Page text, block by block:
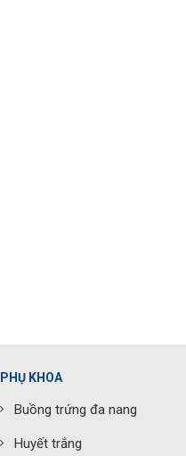
PHỤ KHOA
Buồng trứng đa nang
Huyết trắng